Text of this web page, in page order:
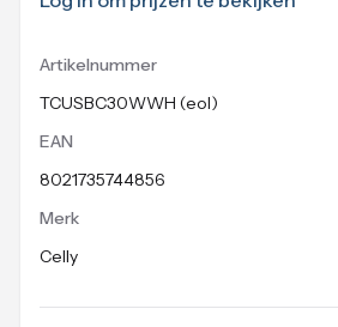
Artikelnummer
TCUSBC30WWH (eol)
EAN
8021735744856
Merk
Celly